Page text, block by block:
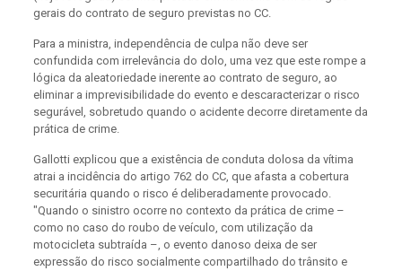
gerais do contrato de seguro previstas no CC.
Para a ministra, independência de culpa não deve ser
confundida com irrelevância do dolo, uma vez que este rompe a
lógica da aleatoriedade inerente ao contrato de seguro, ao
eliminar a imprevisibilidade do evento e descaracterizar o risco
segurável, sobretudo quando o acidente decorre diretamente da
prática de crime.
Gallotti explicou que a existência de conduta dolosa da vítima
atrai a incidência do artigo 762 do CC, que afasta a cobertura
securitária quando o risco é deliberadamente provocado.
"Quando o sinistro ocorre no contexto da prática de crime –
como no caso do roubo de veículo, com utilização da
motocicleta subtraída –, o evento danoso deixa de ser
expressão do risco socialmente compartilhado do trânsito e